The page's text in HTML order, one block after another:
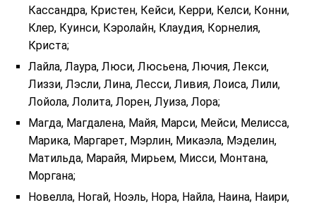
Кассандра, Кристен, Кейси, Керри, Келси, Конни,
Клер, Куинси, Кэролайн, Клаудия, Корнелия,
Криста;
Лайла, Лаура, Люси, Люсьена, Лючия, Лекси,
Лиззи, Лэсли, Лина, Лесси, Ливия, Лоиса, Лили,
Лойола, Лолита, Лорен, Луиза, Лора;
Магда, Магдалена, Майя, Марси, Мейси, Мелисса,
Марика, Маргарет, Мэрлин, Микаэла, Мэделин,
Матильда, Марайя, Мирьем, Мисси, Монтана,
Моргана;
Новелла, Ногай, Ноэль, Нора, Найла, Наина, Наири,